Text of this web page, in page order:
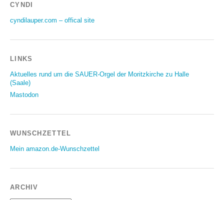
CYNDI
cyndilauper.com – offical site
LINKS
Aktuelles rund um die SAUER-Orgel der Moritzkirche zu Halle
(Saale)
Mastodon
WUNSCHZETTEL
Mein amazon.de-Wunschzettel
ARCHIV